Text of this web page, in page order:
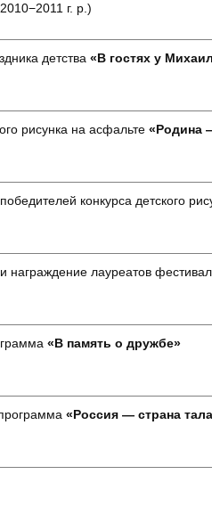
г. р.)
детства «В гостях у
рисунка на асфальте «Родина
конкурса детского
награждение лауреатов
«В память о дружбе»
«Россия — страна